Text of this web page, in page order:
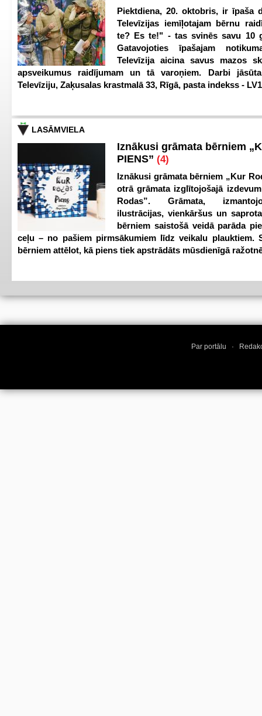
Piektdiena, 20. oktobris, ir īpaša
Televīzijas iemīļotajam bērnu
te? Es te!" - tas svinēs savu 10
Gatavojoties īpašajam
Televīzija aicina savus mazos
apsveikumus raidījumam un tā varoņiem. Darbi
Televīziju, Zaķusalas krastmalā 33, Rīgā, pasta indekss -
LASĀMVIELA
Iznākusi grāmata bērniem
PIENS” (4)
Iznākusi grāmata bērniem „Kur
otrā grāmata izglītojošajā
Rodas”. Grāmata,
ilustrācijas, vienkāršus un
bērniem saistošā veidā parāda
ceļu – no pašiem pirmsākumiem līdz veikalu plauktiem.
bērniem attēlot, kā piens tiek apstrādāts mūsdienīgā
Par portālu ·